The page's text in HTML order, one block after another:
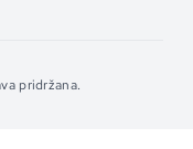
pridržana.